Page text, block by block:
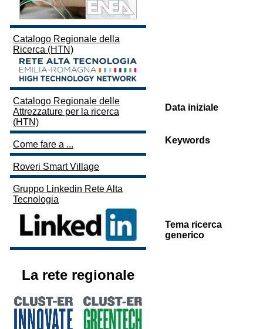
Catalogo Regionale della
Ricerca (HTN)
Catalogo Regionale delle
Attrezzature per la ricerca
(HTN)
Come fare a ...
Roveri Smart Village
Gruppo Linkedin Rete Alta
Tecnologia
La rete regionale
Data iniziale
Keywords
Tema ricerca
generico